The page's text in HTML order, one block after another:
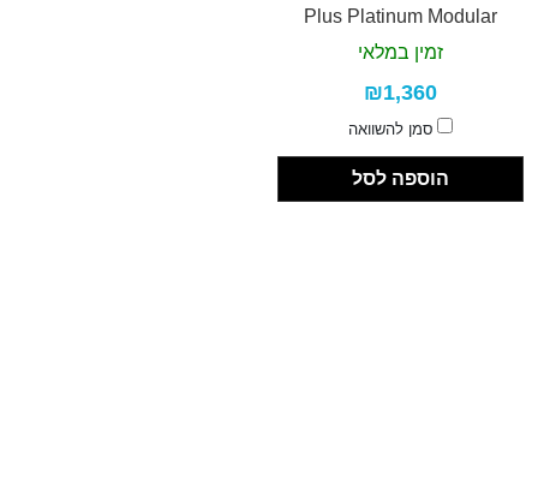
Plus Platinum Modular
זמין במלאי
₪1,360
סמן להשוואה
הוספה לסל